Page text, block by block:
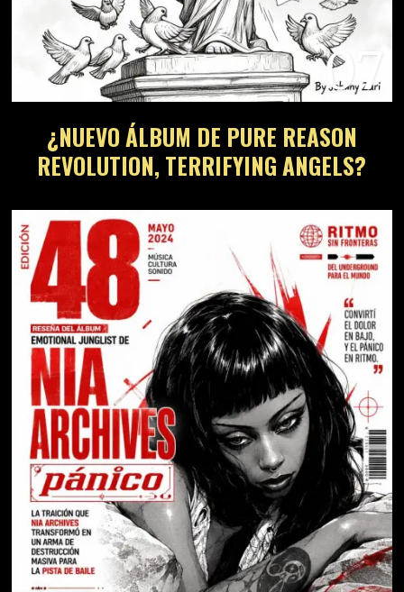
07
¿NUEVO ÁLBUM DE PURE REASON
REVOLUTION, TERRIFYING ANGELS?